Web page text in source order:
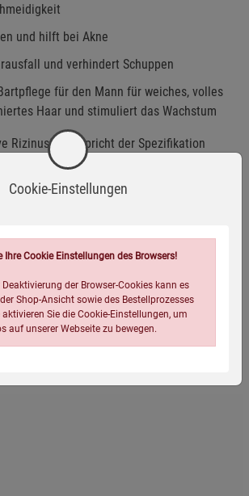
und hilft bei Akne
und verhindert Schuppen
für den Mann für weiches, volles
Haar und stimuliert das Wachstum
Rizinusöl entspricht der Spezifikation
Arzneibuchs (Ph. Eur. 10.0) für natives
232-293-8
in Deutschland für Kopp Verlag
Cookie-Einstellungen
Ihre Cookie Einstellungen des Browsers!
der Browser-Cookies kann es
Shop-Ansicht sowie des Bestellprozesses
Sie die Cookie-Einstellungen, um
auf unserer Webseite zu bewegen.